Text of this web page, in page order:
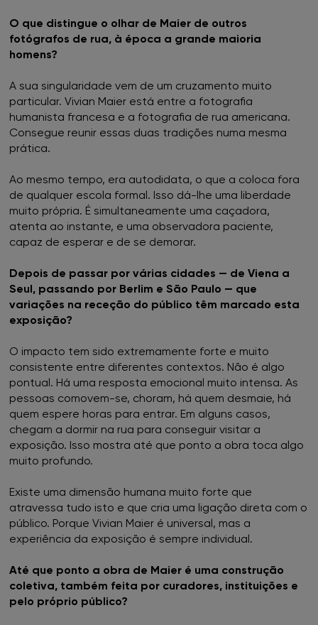
O que distingue o olhar de Maier de outros
fotógrafos de rua, à época a grande maioria
homens?
A sua singularidade vem de um cruzamento muito
particular. Vivian Maier está entre a fotografia
humanista francesa e a fotografia de rua americana.
Consegue reunir essas duas tradições numa mesma
prática.
Ao mesmo tempo, era autodidata, o que a coloca fora
de qualquer escola formal. Isso dá-lhe uma liberdade
muito própria. É simultaneamente uma caçadora,
atenta ao instante, e uma observadora paciente,
capaz de esperar e de se demorar.
Depois de passar por várias cidades — de Viena a
Seul, passando por Berlim e São Paulo — que
variações na receção do público têm marcado esta
exposição?
O impacto tem sido extremamente forte e muito
consistente entre diferentes contextos. Não é algo
pontual. Há uma resposta emocional muito intensa. As
pessoas comovem-se, choram, há quem desmaie, há
quem espere horas para entrar. Em alguns casos,
chegam a dormir na rua para conseguir visitar a
exposição. Isso mostra até que ponto a obra toca algo
muito profundo.
Existe uma dimensão humana muito forte que
atravessa tudo isto e que cria uma ligação direta com o
público. Porque Vivian Maier é universal, mas a
experiência da exposição é sempre individual.
Até que ponto a obra de Maier é uma construção
coletiva, também feita por curadores, instituições e
pelo próprio público?